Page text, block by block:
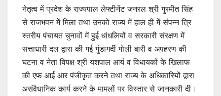
p o
k
नेतृत्व में प्रदेश के राज्यपाल लेफ्टीनेंट जनरल श्री गुरमीत सिंह
से राजभवन में मिला तथा उनको राज्य में हाल ही में संपन्न त्रि
स्तरीय पंचायत चुनावों में हुई धांधलियों व सरकारी संरक्षण में
सत्ताधारी दल द्वारा की गई गुंडागर्दी गोली बारी व अपहरण की
घटना व नेता विपक्ष श्री यशपाल आर्य व विधायकों के खिलाफ
की एफ आई आर पंजीकृत करने तथा राज्य के अधिकारियों द्वारा
असंवैधानिक कार्य करने के मामलों पर विस्तार से जानकारी दी।